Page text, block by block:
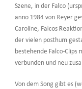
Szene, in der Falco
anno 1984 von Reyer
Caroline, Falcos
der vielen posthum
bestehende Falco-
verbunden und neu
Von dem Song gibt es